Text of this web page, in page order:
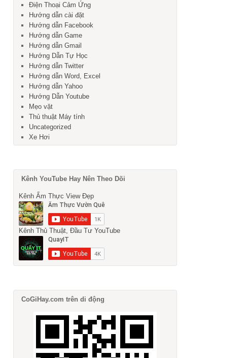
Điện Thoại Cảm Ứng
Hướng dẫn cài đặt
Hướng dẫn Facebook
Hướng dẫn Game
Hướng dẫn Gmail
Hướng Dẫn Tự Học
Hướng dẫn Twitter
Hướng dẫn Word, Excel
Hướng dẫn Yahoo
Hướng Dẫn Youtube
Mẹo vặt
Thủ thuật Máy tính
Uncategorized
Xe Hơi
Kênh YouTube Hay Nên Theo Dõi
Kênh Ẩm Thực View Đẹp
Kênh Thủ Thuật, Đầu Tư YouTube
CoGiHay.com trên di động